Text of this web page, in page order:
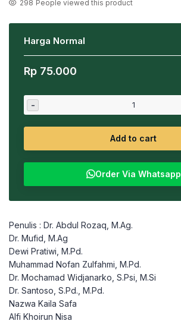
298 People viewed this product
Harga Normal
Rp 75.000
-
Add to cart
Order Via Whatsapp
Penulis : Dr. Abdul Rozaq, M.Ag.
Dr. Mufid, M.Ag
Dewi Pratiwi, M.Pd.
Muhammad Nofan Zulfahmi, M.Pd.
Dr. Mochamad Widjanarko, S.Psi, M.Si
Dr. Santoso, S.Pd., M.Pd.
Nazwa Kaila Safa
Alfi Khoirun Nisa